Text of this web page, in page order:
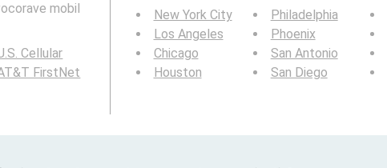
mobil
Cellular
FirstNet
New York City
Los Angeles
Chicago
Houston
Philadelphia
Phoenix
San Antonio
San Diego